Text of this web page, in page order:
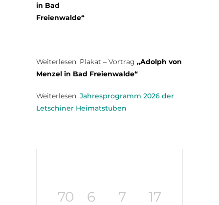
in Bad
Freienwalde“
Weiterlesen: Plakat – Vortrag „Adolph von
Menzel in Bad Freienwalde“
Weiterlesen: Jahresprogramm 2026 der
Letschiner Heimatstuben
70 6 7 17